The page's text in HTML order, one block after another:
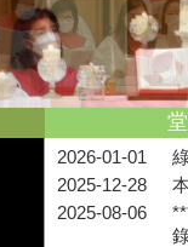
2026-01-01
2025-12-28
2025-08-06